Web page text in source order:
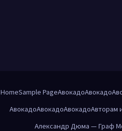
HomeSample PageАвокадоАвокадо
АвокадоАвокадоАвокадоАвторам
Александр Дюма — Граф